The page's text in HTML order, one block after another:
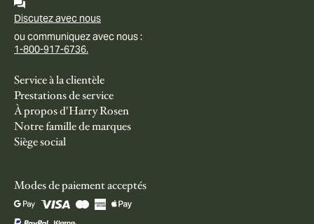
Discutez avec nous
ou communiquez avec nous :
1-800-917-6736.
Service à la clientèle
Prestations de service
À propos d'Harry Rosen
Notre famille de marques
Siège social
Modes de paiement acceptés